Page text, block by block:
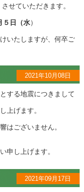
せていただきます。
５日（水）
いたしますが、何卒ご
2021年10月08日
する地震につきまして
上げます。
はございません。
申し上げます。
2021年09月17日